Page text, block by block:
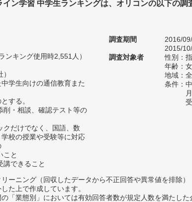
イン学習 中学生ランキングは、オリコンの以下の調
ンキング使用時2,551人）
学生向けの通信教育また
する。
・相談、確認テスト等の
だけでなく、国語、数
校の授業や受験等に対応
こと
できること
調査期間
2016/
2015/
調査対象者
性別：
年齢：
地域：
条件：
ーニング（回収したデータから不正回答や異常値を排除）
た上で作成しています。
「業態別」においては有効回答者数が規定人数を満たし